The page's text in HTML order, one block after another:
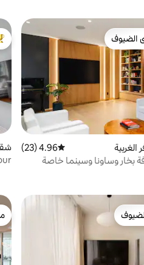
المفضّلة لدى الضيوف
الضيوف
الغربية متوسط التقييم 4.96 من 5، 23 مراجعات
4.96 (23)
بخار وساونا وسينما خاصة
r